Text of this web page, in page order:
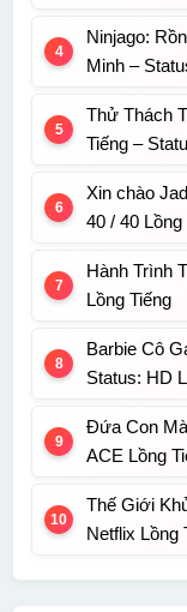
Ninjago:
Minh –
Thử Thách
Tiếng –
Xin chào
40 / 40 Lồng
Hành Trình
Lồng Tiếng
Barbie Cô
Status: HD
Đứa Con
ACE Lồng
Thế Giới
Netflix Lồng